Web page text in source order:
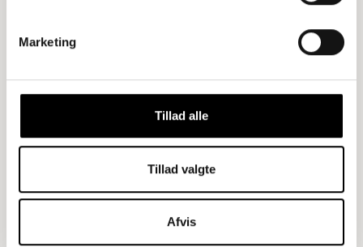
Marketing
Tillad alle
Tillad valgte
Afvis